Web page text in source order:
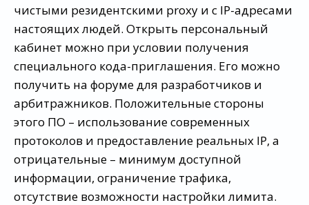
чистыми резидентскими proxy и с IP-адресами
настоящих людей. Открыть персональный
кабинет можно при условии получения
специального кода-приглашения. Его можно
получить на форуме для разработчиков и
арбитражников. Положительные стороны
этого ПО – использование современных
протоколов и предоставление реальных IP, а
отрицательные – минимум доступной
информации, ограничение трафика,
отсутствие возможности настройки лимита.